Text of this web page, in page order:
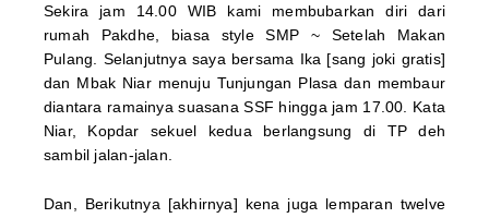
Sekira jam 14.00 WIB kami membubarkan diri dari
rumah Pakdhe, biasa style SMP ~ Setelah Makan
Pulang. Selanjutnya saya bersama Ika [sang joki gratis]
dan Mbak Niar menuju Tunjungan Plasa dan membaur
diantara ramainya suasana SSF hingga jam 17.00. Kata
Niar, Kopdar sekuel kedua berlangsung di TP deh
sambil jalan-jalan.
Dan, Berikutnya [akhirnya] kena juga lemparan twelve